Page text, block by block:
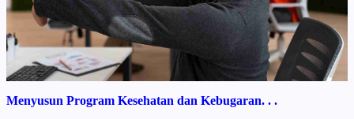
Menyusun Program Kesehatan dan Kebugaran. . .